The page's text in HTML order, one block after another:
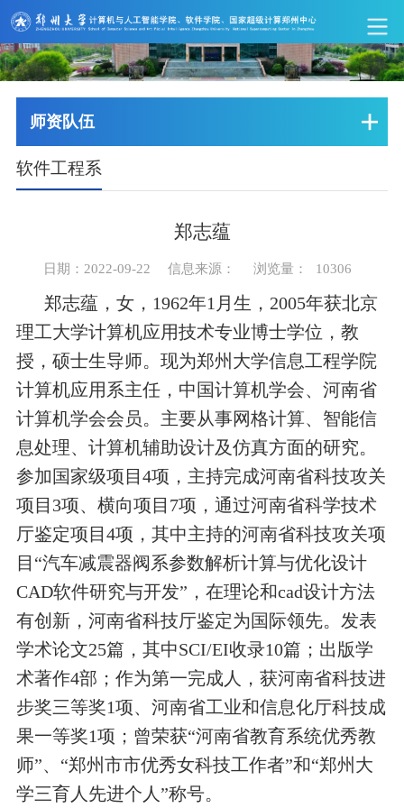
师资队伍
软件工程系
郑志蕴
日期：2022-09-22 信息来源： 浏览量： 10306
郑志蕴，女，1962年1月生，2005年获北京
理工大学计算机应用技术专业博士学位，教
授，硕士生导师。现为郑州大学信息工程学院
计算机应用系主任，中国计算机学会、河南省
计算机学会会员。主要从事网格计算、智能信
息处理、计算机辅助设计及仿真方面的研究。
参加国家级项目4项，主持完成河南省科技攻关
项目3项、横向项目7项，通过河南省科学技术
厅鉴定项目4项，其中主持的河南省科技攻关项
目“汽车减震器阀系参数解析计算与优化设计
CAD软件研究与开发”，在理论和cad设计方法
有创新，河南省科技厅鉴定为国际领先。发表
学术论文25篇，其中SCI/EI收录10篇；出版学
术著作4部；作为第一完成人，获河南省科技进
步奖三等奖1项、河南省工业和信息化厅科技成
果一等奖1项；曾荣获“河南省教育系统优秀教
师”、“郑州市市优秀女科技工作者”和“郑州大
学三育人先进个人”称号。